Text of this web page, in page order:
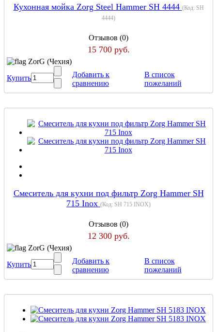
Кухонная мойка Zorg Steel Hammer SH 4444 (Код: SH
4444)
Отзывов (0)
15 700 руб.
ZorG (Чехия)
Купить
Добавить к
сравнению
В список
пожеланий
Смеситель для кухни под фильтр Zorg Hammer SH
715 Inox (Код: SH 715 INOX)
Отзывов (0)
12 300 руб.
ZorG (Чехия)
Купить
Добавить к
сравнению
В список
пожеланий